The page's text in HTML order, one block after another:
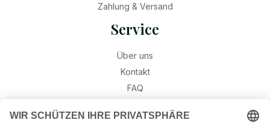
Zahlung & Versand
Service
Über uns
Kontakt
FAQ
Widerruf